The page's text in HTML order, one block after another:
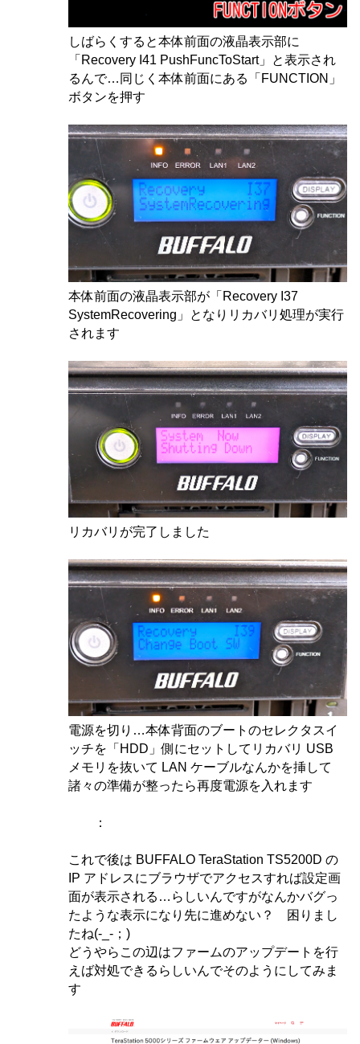
しばらくすると本体前面の液晶表示部に
「Recovery I41 PushFuncToStart」と表示され
るんで…同じく本体前面にある「FUNCTION」
ボタンを押す
本体前面の液晶表示部が「Recovery I37
SystemRecovering」となりリカバリ処理が実行
されます
リカバリが完了しました
電源を切り…本体背面のブートのセレクタスイ
ッチを「HDD」側にセットしてリカバリ USB
メモリを抜いて LAN ケーブルなんかを挿して
諸々の準備が整ったら再度電源を入れます
：
これで後は BUFFALO TeraStation TS5200D の
IP アドレスにブラウザでアクセスすれば設定画
面が表示される…らしいんですがなんかバグっ
たような表示になり先に進めない？ 困りまし
たね(-_-；)
どうやらこの辺はファームのアップデートを行
えば対処できるらしいんでそのようにしてみま
す